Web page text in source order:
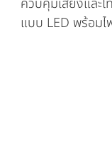
ควบคุมเสียงและ
แบบ LED พร้อม